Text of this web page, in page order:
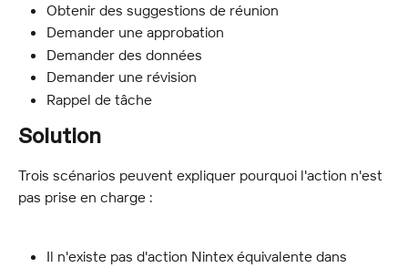
Obtenir des suggestions de réunion
Demander une approbation
Demander des données
Demander une révision
Rappel de tâche
Solution
Trois scénarios peuvent expliquer pourquoi l'action n'est
pas prise en charge :
Il n'existe pas d'action Nintex équivalente dans